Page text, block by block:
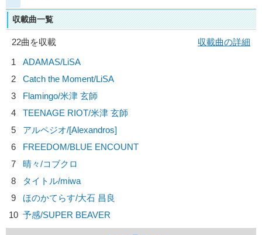
収載曲一覧
22曲を収載
収載曲の詳細
1
ADAMAS/LiSA
2
Catch the Moment/LiSA
3
Flamingo/米津 玄師
4
TEENAGE RIOT/米津 玄師
5
アルペジオ/[Alexandros]
6
FREEDOM/BLUE ENCOUNT
7
晴々/コブクロ
8
タイトル/miwa
9
ほのかてらす/大石 昌良
10 予感/SUPER BEAVER